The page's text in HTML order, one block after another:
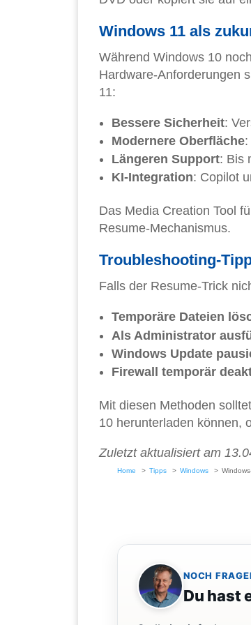
Windows 11 als
Während Windows 10
Hardware-Anforderungen
11:
Bessere Sicherheit:
Modernere Oberfläche
Längeren Support: Bis
KI-Integration: Copilot
Das Media Creation Tool
Resume-Mechanismus.
Troubleshooting-
Falls der Resume-Trick
Temporäre Dateien
Als Administrator
Windows Update
Firewall temporär
Mit diesen Methoden
10 herunterladen können,
Zuletzt aktualisiert am
Home Tipps Windows
NOCH
Du hast